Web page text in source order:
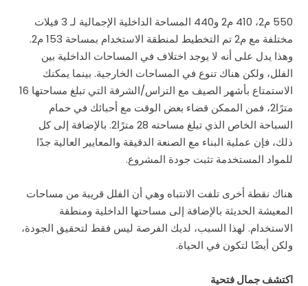
550 م 2، 410 م 2
و440 المساحة الداخلية الإجمالية لـ 3 فيلات
مختلفة مع م2تم التخطيط لمنطقة الاستخدام بمساحة 153 م 2
.
وهذا يدل على أنه لا يوجد اختلاف في المساحات الداخلية بين
الفلل، ولكن هناك تنوع في المساحات الخارجية. بينما يمكنك
الاستمتاع بأشهر الصيف مع التراس/الشرفة التي تبلغ مساحتها 16
مترًا2، فمن الممكن قضاء بعض الوقت مع أحبائك في حمام
السباحة الخاص الذي تبلغ مساحته 28 مترًا
2. بالإضافة إلى كل
ذلك، فإن عملية البناء مع الصنعة الدقيقة والمعايير العالية جدًا
للمواد المستخدمة تثبت جودة المشروع.
هناك نقطة أخرى تلفت الانتباه وهي أن الفلل قريبة من مساحات
المعيشة الحديثة بالإضافة إلى مساحتها الداخلية ومنطقة
الاستخدام. لهذا السبب، لديك الفرصة ليس فقط لتحقيق الجودة،
ولكن أيضًا لتكون في الحياة.
اكتشف جمال فتحية